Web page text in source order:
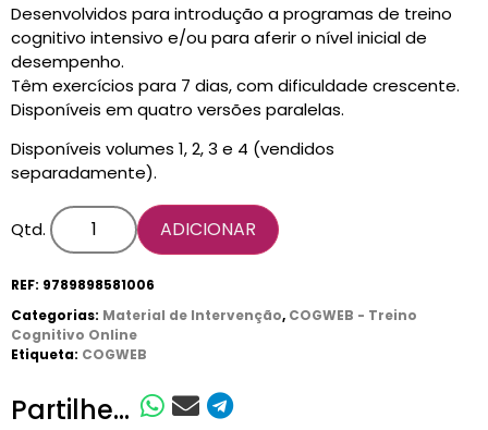
Desenvolvidos para introdução a programas de treino
cognitivo intensivo e/ou para aferir o nível inicial de
desempenho.
Têm exercícios para 7 dias, com dificuldade crescente.
Disponíveis em quatro versões paralelas.
Disponíveis volumes 1, 2, 3 e 4 (vendidos
separadamente).
Qtd. ADICIONAR
REF: 9789898581006
Categorias: Material de Intervenção, COGWEB - Treino
Cognitivo Online
Etiqueta: COGWEB
Partilhe...